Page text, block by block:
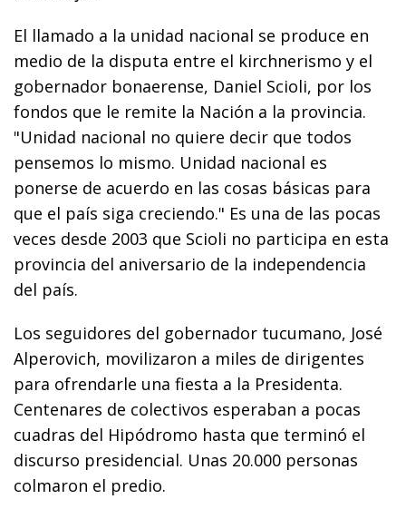
El llamado a la unidad nacional se produce en
medio de la disputa entre el kirchnerismo y el
gobernador bonaerense, Daniel Scioli, por los
fondos que le remite la Nación a la provincia.
"Unidad nacional no quiere decir que todos
pensemos lo mismo. Unidad nacional es
ponerse de acuerdo en las cosas básicas para
que el país siga creciendo." Es una de las pocas
veces desde 2003 que Scioli no participa en esta
provincia del aniversario de la independencia
del país.
Los seguidores del gobernador tucumano, José
Alperovich, movilizaron a miles de dirigentes
para ofrendarle una fiesta a la Presidenta.
Centenares de colectivos esperaban a pocas
cuadras del Hipódromo hasta que terminó el
discurso presidencial. Unas 20.000 personas
colmaron el predio.